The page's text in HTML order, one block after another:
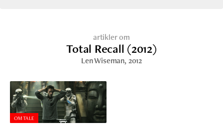
artikler om
Total Recall (2012)
Len Wiseman, 2012
OMTALE